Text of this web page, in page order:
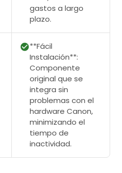
gastos a largo
plazo.
**Fácil
Instalación**:
Componente
original que se
integra sin
problemas con el
hardware Canon,
minimizando el
tiempo de
inactividad.